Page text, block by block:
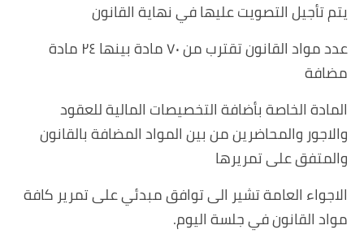
يتم تأجيل التصويت عليها في نهاية القانون
عدد مواد القانون تقترب من ٧٠ مادة بينها ٢٤ مادة
مضافة
المادة الخاصة بأضافة التخصيصات المالية للعقود
والاجور والمحاضرين من بين المواد المضافة بالقانون
والمتفق على تمريرها
الاجواء العامة تشير الى توافق مبدئي على تمرير كافة
مواد القانون في جلسة اليوم.